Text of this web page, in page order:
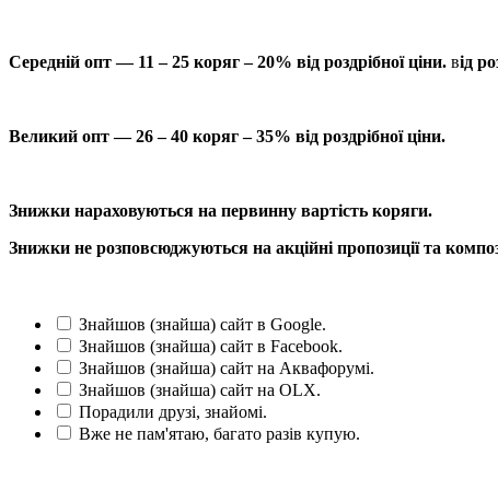
Середній опт — 11 – 25 коряг – 20% від роздрібної ціни. від
Великий опт — 26 – 40 коряг – 35% від роздрібної ціни.
Знижки нараховуються на первинну вартість коряги.
Знижки не розповсюджуються на акційні пропозиції та
Знайшов (знайша) сайт в Google.
Знайшов (знайша) сайт в Facebook.
Знайшов (знайша) сайт на Аквафорумі.
Знайшов (знайша) сайт на OLX.
Порадили друзі, знайомі.
Вже не пам'ятаю, багато разів купую.